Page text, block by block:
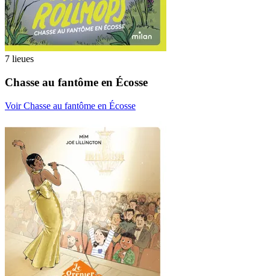
7 lieues
Chasse au fantôme en Écosse
Voir Chasse au fantôme en Écosse